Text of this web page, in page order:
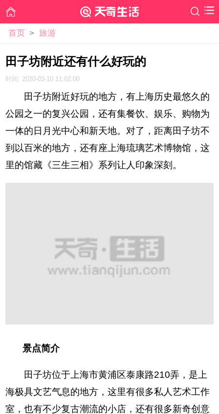
首页 > 旅游
田子坊附近还有什么好玩的
时间: 2020-03-10 11:02:00
田子坊附近好玩的地方，有上海历史最悠久的
公园之一的复兴公园，还有集餐饮、娱乐、购物为
一体的日月光中心和新天地。对了，距离田子坊不
到以百米的地方，还有座上海琉璃艺术博物馆，这
里的馆藏《三生三相》系列让人印象深刻。
景点简介
田子坊位于上海市黄浦区泰康路210弄，是上
海极具文艺气息的地方，这里有很多私人艺术工作
室，也有不少复古潮流的小店，还有很多新奇创意